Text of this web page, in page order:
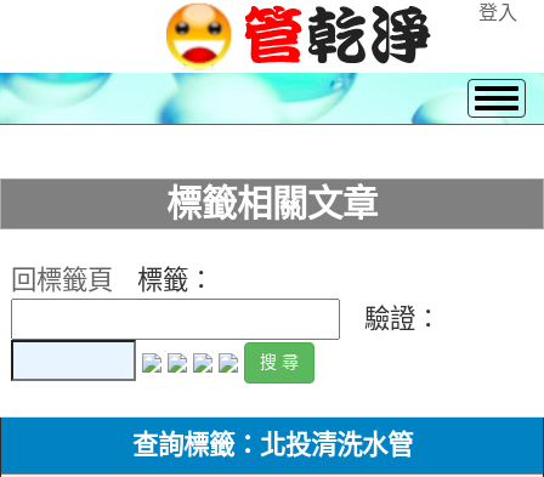
登入
標籤相關文章
回標籤頁
標籤：
驗證：
查詢標籤：北投清洗水管